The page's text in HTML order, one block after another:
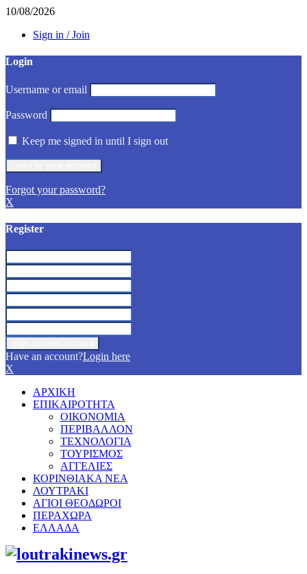
10/08/2026
Sign in / Join
Login
Username or email
Password
Keep me signed in until I sign out
Forgot your password?
X
Register
Have an account?Login here
X
ΑΡΧΙΚΗ
ΕΠΙΚΑΙΡΟΤΗΤΑ
ΟΙΚΟΝΟΜΙΑ
ΠΕΡΙΒΑΛΛΟΝ
ΤΕΧΝΟΛΟΓΙΑ
ΤΟΥΡΙΣΜΟΣ
ΑΓΓΕΛΙΕΣ
ΚΟΡΙΝΘΙΑΚΑ ΝΕΑ
ΛΟΥΤΡΑΚΙ
ΑΓΙΟΙ ΘΕΟΔΩΡΟΙ
ΠΕΡΑΧΩΡΑ
ΕΛΛΑΔΑ
Facebook
Twitter
Instagram
Pinterest
Youtube